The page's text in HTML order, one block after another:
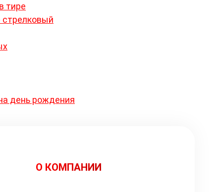
тире
стрелковый
день рождения
О КОМПАНИИ